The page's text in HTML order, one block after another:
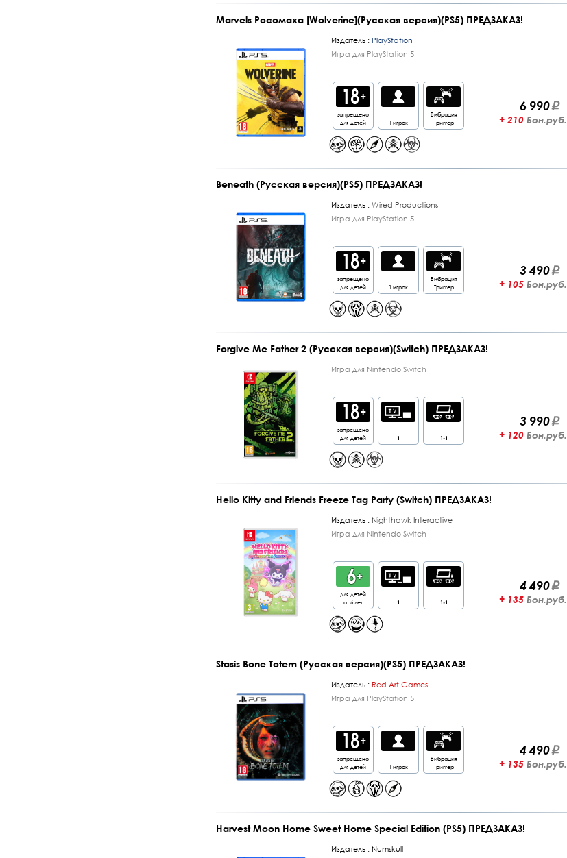
Marvels Росомаха [Wolverine](Русская версия)(PS5) ПРЕДЗАКАЗ!
Издатель : PlayStation
Игра для PlayStation 5
запрещено
для детей
1 игрок
Вибрация
Триггер
6 990
+ 210 Бон.руб.
Beneath (Русская версия)(PS5) ПРЕДЗАКАЗ!
Издатель :Wired Productions
Игра для PlayStation 5
запрещено
для детей
1 игрок
Вибрация
Триггер
3 490
+ 105 Бон.руб.
Forgive Me Father 2 (Русская версия)(Switch) ПРЕДЗАКАЗ!
Игра для Nintendo Switch
запрещено
для детей
1 1-1
3 990
+ 120 Бон.руб.
Hello Kitty and Friends Freeze Tag Party (Switch) ПРЕДЗАКАЗ!
Издатель : Nighthawk Interactive
Игра для Nintendo Switch
для детей
от 6 лет
1 1-1
4 490
+ 135 Бон.руб.
Stasis Bone Totem (Русская версия)(PS5) ПРЕДЗАКАЗ!
Издатель : Red Art Games
Игра для PlayStation 5
запрещено
для детей
1 игрок
Вибрация
Триггер
4 490
+ 135 Бон.руб.
Harvest Moon Home Sweet Home Special Edition (PS5) ПРЕДЗАКАЗ!
Издатель : Numskull